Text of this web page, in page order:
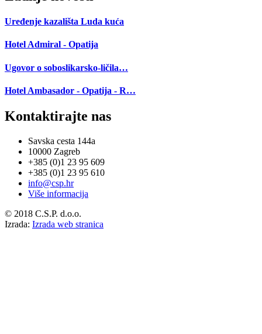
Uređenje kazališta Luda kuća
Hotel Admiral - Opatija
Ugovor o soboslikarsko-ličila…
Hotel Ambasador - Opatija - R…
Kontaktirajte nas
Savska cesta 144a
10000 Zagreb
+385 (0)1 23 95 609
+385 (0)1 23 95 610
info@csp.hr
Više informacija
© 2018 C.S.P. d.o.o.
Izrada: Izrada web stranica